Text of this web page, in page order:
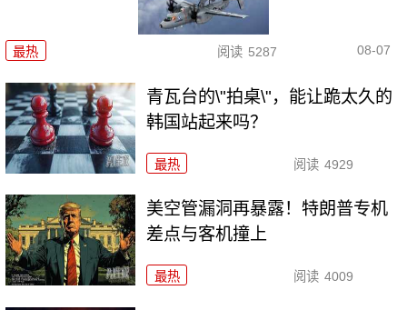
最热 阅读 5287 08-07
青瓦台的\"拍桌\"，能让跪太久的
韩国站起来吗？
最热 阅读 4929
美空管漏洞再暴露！特朗普专机
差点与客机撞上
最热 阅读 4009